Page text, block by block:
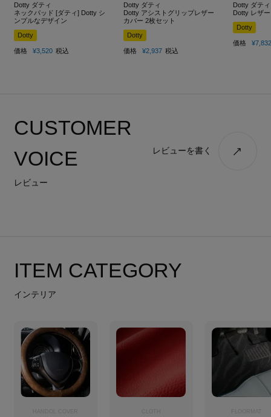
Dotty ダティ
ネックパッド [ダティ] Dotty シ
ンプルなデザイン
Dotty
価格 ¥3,520 税込
Dotty ダティ
Dotty アシストグリップレザー
カバー 2枚セット
Dotty
価格 ¥2,937 税込
Dotty ダティ
Dotty レザ
Dotty
価格 ¥7,832
CUSTOMER
VOICE
レビュー
レビューを書く
ITEM CATEGORY
インテリア